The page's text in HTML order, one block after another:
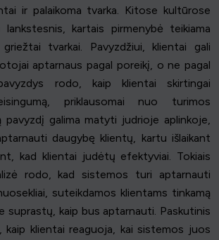
ir palaikoma tvarka. Kitose kultūrose
kartais pirmenybė teikiama
tvarkai. Pavyzdžiui, klientai gali
aptarnaus pagal poreikį, o ne pagal
rodo, kaip klientai skirtingai
priklausomai nuo turimos
pavyzdį galima matyti judrioje aplinkoje,
daugybę klientų, kartu išlaikant
kad klientai judėtų efektyviai. Tokiais
rodo, kad sistemos turi aptarnauti
suteikdamos klientams tinkamą
suprastų, kaip bus aptarnauti. Paskutinis
kaip klientai reaguoja, kai sistemos juos